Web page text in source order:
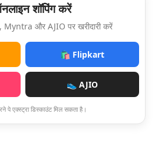
शॉपिंग करें
और AJIO पर खरीदारी करें
🛍️ Flipkart
👟 AJIO
पे एक्स्ट्रा डिस्काउंट मिल सकता है।